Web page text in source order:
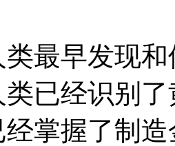
最早发现
已经识别
掌握了制